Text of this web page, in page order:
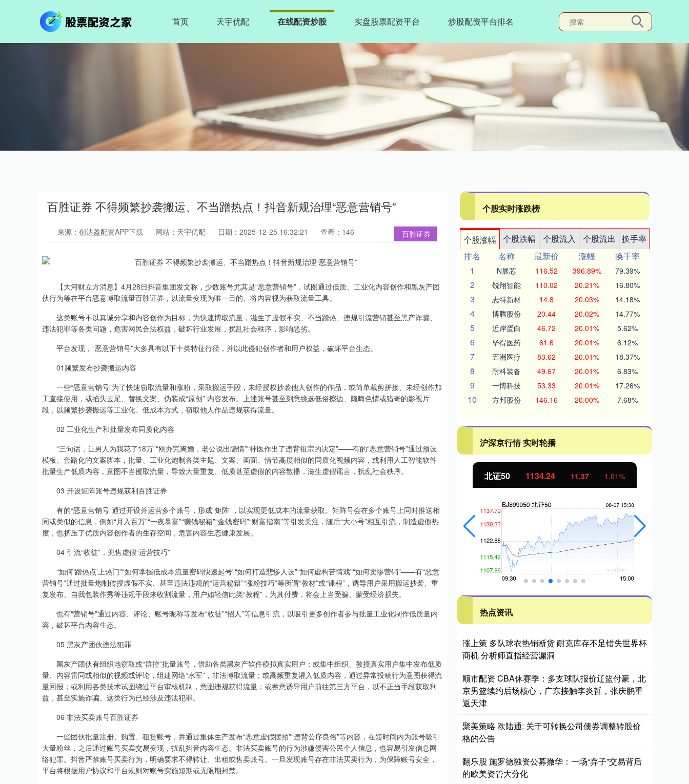
首页 天宇优配 在线配资炒股 实盘股票配资平台 炒股配资平台排名
百胜证券 不得频繁抄袭搬运、不当蹭热点！抖音新规治理“恶意营销号”
百胜证券
来源：创达盈配资APP下载 网站：天宇优配 日期：2025-12-25 16:32:21 查看：146
【大河财立方消息】4月28日抖音集团发文称，少数账号尤其是“恶意营销号”，试图通过低质、工业化内容创作和黑灰产团
伙行为等在平台恶意博取流量百胜证券，以流量变现为唯一目的、将内容视为获取流量工具。
这类账号不以真诚分享和内容创作为目标，为快速博取流量，滋生了虚假不实、不当蹭热、违规引流营销甚至黑产诈骗、
违法犯罪等各类问题，危害网民合法权益，破坏行业发展，扰乱社会秩序，影响恶劣。
平台发现，“恶意营销号”大多具有以下十类特征行径，并以此侵犯创作者和用户权益，破坏平台生态。
01频繁发布抄袭搬运内容
一些“恶意营销号”为了快速窃取流量和涨粉，采取搬运手段，未经授权抄袭他人创作的作品，或简单裁剪拼接、未经创作加
工直接使用，或掐头去尾、替换文案、伪装成“原创” 内容发布。上述账号甚至刻意挑选低俗擦边、隐晦色情或猎奇的影视片
段，以频繁抄袭搬运等工业化、低成本方式，窃取他人作品违规获得流量。
02 工业化生产和批量发布同质化内容
“三句话，让男人为我花了18万”“刚办完离婚，老公说出隐情”“神医作出了违背祖宗的决定”——有的“恶意营销号”通过预设
模板、套路化的文案脚本，批量、工业化炮制各类主题、文案、画面、情节高度相似的同质化视频内容，或利用人工智能软件
批量生产低质内容，意图不当攫取流量，导致大量重复、低质甚至虚假的内容散播，滋生虚假谣言，扰乱社会秩序。
03 开设矩阵账号违规获利百胜证券
有的“恶意营销号”通过开设并运营多个账号，形成“矩阵”，以实现更低成本的流量获取。矩阵号会在多个账号上同时推送相
同或类似的信息，例如“月入百万”“一夜暴富”“赚钱秘籍”“金钱密码”“财富指南”等引发关注，随后“大小号”相互引流，制造虚假热
度，也挤压了优质内容创作者的生存空间，危害内容生态健康发展。
04 引流“收徒”，兜售虚假“运营技巧”
“如何‘蹭热点’上热门”“如何掌握低成本流量密码快速起号”“如何打造悲惨人设”“如何虚构苦情戏”“如何卖惨营销”——有“恶意
营销号”通过批量炮制传授虚假不实、甚至违法违规的“运营秘籍”“涨粉技巧”等所谓“教材”或“课程”，诱导用户采用搬运抄袭、重
复发布、自我包装作秀等违规手段来收割流量，用户如轻信此类“教程”，为其付费，将会上当受骗、蒙受经济损失。
也有“营销号”通过内容、评论、账号昵称等发布“收徒”“招人”等信息引流，以吸引更多创作者参与批量工业化制作低质量内
容，破坏平台内容生态。
05 黑灰产团伙违法犯罪
黑灰产团伙有组织地窃取或“群控”批量账号，借助各类黑灰产软件模拟真实用户；或集中组织、教授真实用户集中发布低质
量、内容雷同或相似的视频或评论，组建网络“水军”，非法博取流量；或高频重复灌入低质内容，通过异常投稿行为意图获得流
量回报；或利用各类技术试图绕过平台审核机制，意图违规获得流量；或蓄意诱导用户前往第三方平台，以不正当手段获取利
益，甚至实施诈骗。这类行为已经涉及违法犯罪。
06 非法买卖账号百胜证券
一些团伙批量注册、购置、租赁账号，并通过集体生产发布“恶意虚假摆拍”“违背公序良俗”等内容，在短时间内为账号吸引
大量粉丝，之后通过账号买卖交易变现，扰乱抖音内容生态。非法买卖账号的行为涉嫌侵害公民个人信息，也容易引发信息网
络犯罪。抖音严禁账号买卖行为，明确要求不得转让、出租或售卖账号。一旦发现账号存在非法买卖行为，为保障账号安全，
平台将根据用户协议和平台规则对账号实施短期或无限期封禁。
个股实时涨跌榜
个股涨幅 个股跌幅 个股流入 个股流出
换手率
排名
名称 最新价 涨幅
换手率
1
N展芯 116.52 396.89% 79.39%
2 锐翔智能 110.02 20.21% 16.80%
3 志特新材 14.8 20.03% 14.18%
4 博腾股份 20.44 20.02% 14.77%
5 近岸蛋白 46.72 20.01% 5.62%
6 毕得医药 61.6 20.01% 6.12%
7 五洲医疗 83.62 20.01% 18.37%
8 耐科装备 49.67 20.01% 6.83%
9 一博科技 53.33 20.01% 17.26%
10 方邦股份 146.16 20.00% 7.68%
沪深京行情 实时轮播
1.02% 深证成指 14311.01 200.89 1.42% 沪深300 4694.44 43.13 北证50 1134.24 11.37 1.01%
热点资讯
涨上策 多队球衣热销断货 耐克库存不足错失世界杯
商机 分析师直指经营漏洞
顺市配资 CBA休赛季：多支球队报价辽篮付豪，北
京男篮续约后场核心，广东接触李炎哲，张庆鹏重
返天津
聚美策略 欧陆通: 关于可转换公司债券调整转股价
格的公告
翻乐股 施罗德独资公募撤华：一场“弃子”交易背后
的欧美资管大分化